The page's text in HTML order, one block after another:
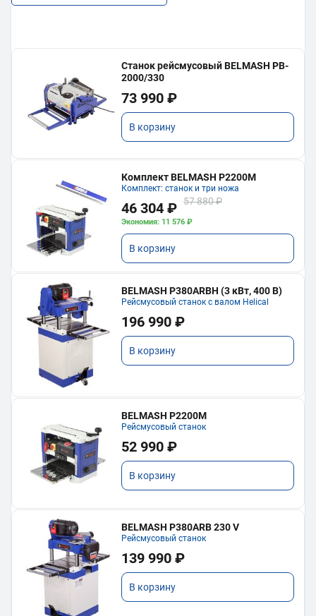
Станок рейсмусовый BELMASH PB-
2000/330
73 990 ₽
В корзину
Комплект BELMASH P2200M
Комплект: станок и три ножа
46 304 ₽ 57 880 ₽
Экономия: 11 576 ₽
В корзину
BELMASH P380ARBH (3 кВт, 400 В)
Рейсмусовый станок с валом Helical
196 990 ₽
В корзину
BELMASH P2200M
Рейсмусовый станок
52 990 ₽
В корзину
BELMASH P380ARB 230 V
Рейсмусовый станок
139 990 ₽
В корзину